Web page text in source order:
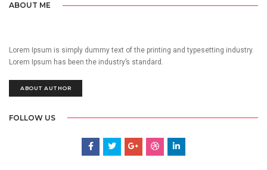
ABOUT ME
Lorem Ipsum is simply dummy text of the printing and typesetting industry.
Lorem Ipsum has been the industry’s standard.
ABOUT AUTHOR
FOLLOW US